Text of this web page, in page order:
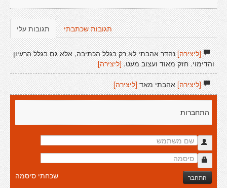
תגובות עלי תגובות שכתבתי
[ליצירה]נהדר אהבתי לא רק בגלל הכתיבה, אלא גם בגלל הרעיון
והדימוי. חזק מאוד ועצוב מעט. [ליצירה]
[ליצירה]אהבתי מאד[ליצירה]
התחברות
התחבר שכחתי סיסמה